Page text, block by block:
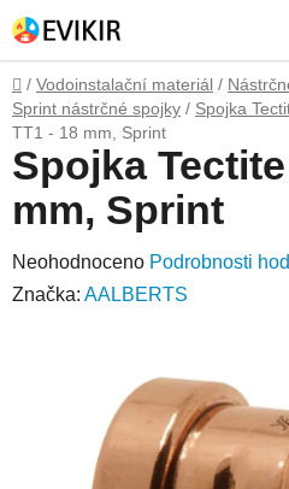
na
obsah
Domů
/ Vodoinstalační materiál /
Sprint nástrčné spojky / Spojka
TT1 - 18 mm, Sprint
Spojka
mm, Sprint
Průměrné
hodnocení
Neohodnoceno Podrobnosti
Značka: AALBERTS